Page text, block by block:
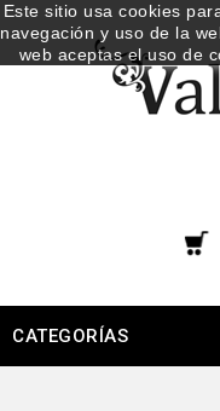
CATEGORÍAS
Este sitio usa cookies
navegación y uso de la
web aceptas el uso de